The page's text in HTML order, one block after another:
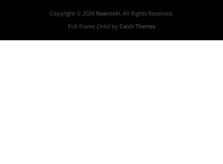
Copyright © 2026 Nawrocki. All Rights Reserved.
Full Frame Child by Catch Themes